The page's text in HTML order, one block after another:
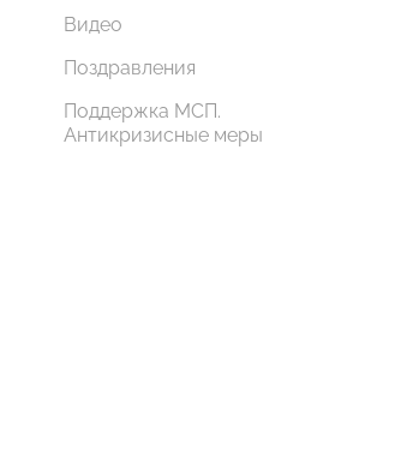
Видео
Поздравления
Поддержка МСП.
Антикризисные меры